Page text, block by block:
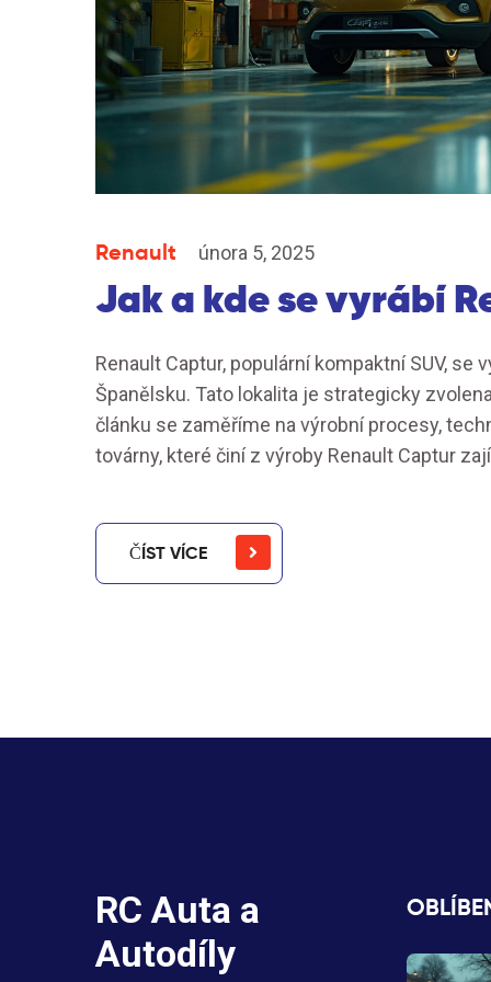
Renault února 5, 2025
Jak a kde se vyrábí
Renault Captur, populární kompaktní SUV,
Španělsku. Tato lokalita je strategicky
článku se zaměříme na výrobní procesy,
továrny, které činí z výroby Renault Captur
ČÍST VÍCE
RC Auta a
Autodíly